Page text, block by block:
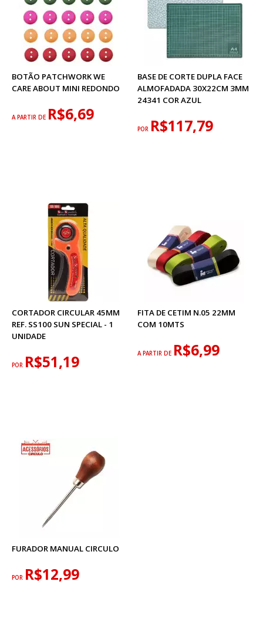
BOTÃO PATCHWORK WE
CARE ABOUT MINI REDONDO
A PARTIR DE R$6,69
BASE DE CORTE DUPLA FACE
ALMOFADADA 30X22CM 3MM
24341 COR AZUL
POR R$117,79
CORTADOR CIRCULAR 45MM
REF. SS100 SUN SPECIAL - 1
UNIDADE
POR R$51,19
FITA DE CETIM N.05 22MM
COM 10MTS
A PARTIR DE R$6,99
FURADOR MANUAL CIRCULO
POR R$12,99